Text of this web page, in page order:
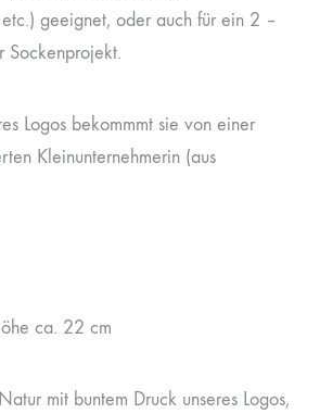
geeignet, oder auch für ein 2 –
Sockenprojekt.
Logos bekommmt sie von einer
Kleinunternehmerin (aus
ca. 22 cm
mit buntem Druck unseres Logos,